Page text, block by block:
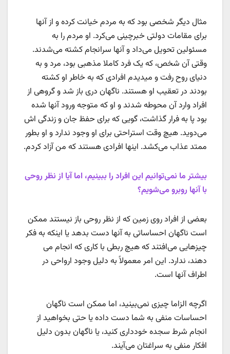
مثال دیگر شخصی بود که به مردم خیانت کرده و از آنها
برای مقامات دولتی خبرچینی می‌کرد. او مردم را به
مسئولین تحویل می‌داد و آنها سرانجام کشته می‌شدند.
وقتی آن شخص، که یک فرد کاملا مذهبی بود، مرد و به
دنیای روح رفت و میدیدم افرادی که به خاطر او کشته
بودند در تعقیب او هستند. ناگهان دری باز شد و گروهی از
افراد وارد آن محوطه شدند و او که متوجه ورود آنها شده
بود پا به فرار گذاشت، گویی که برای حفظ جان و زندگی اش
می‌دوید. هیچ وقت استراحتی برای او وجود ندارد و او بطور
ممتد عذاب می‌کشد. اینها افرادی هستند که من آزاد کردم.
بیشتر ما نمی‌توانیم این افراد را ببینیم، اما آیا از نظر روحی
با آنها روبرو می‌شویم؟
بعضی از افراد روی زمین که از نظر روحی باز نیستند ممکن
است ناگهان احساساتی به آنها دست بدهد یا اینکه به فکر
چیزهایی می‌افتند که هیچ ربطی با کاری که انجام می
دهند، ندارد. این امر معمولاً به دلیل وجود ارواحی در
اطراف آنها است.
اگرچه الزاما چیزی نمی‌بینید، اما ممکن است ناگهان
احساسات منفی به شما دست داده یا حتی بخواهید از
انجام شرط سجده خودداری کنید، یا ناگهان بدون دلیل
افکار منفی به سراغتان می‌آیند.